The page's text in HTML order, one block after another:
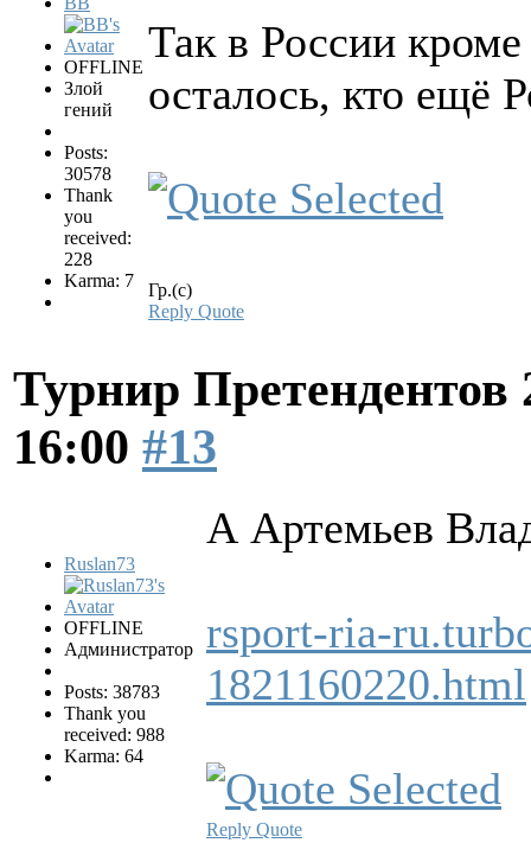
OFFLINE
Злой
гений
Posts:
30578
Thank
you
received:
228
Karma: 7
Так в России
осталось, кто ещё
Гр.(с)
Reply Quote
Турнир Претендентов
16:00 #13
Ruslan73
OFFLINE
Администратор
Posts: 38783
Thank you
received: 988
Karma: 64
А Артемьев
rsport-ria-
1821160220.html
Reply Quote